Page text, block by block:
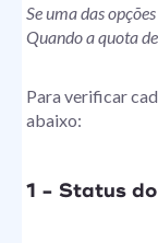
Se uma das
Quando a quota
Para verificar
abaixo:
1 - Status